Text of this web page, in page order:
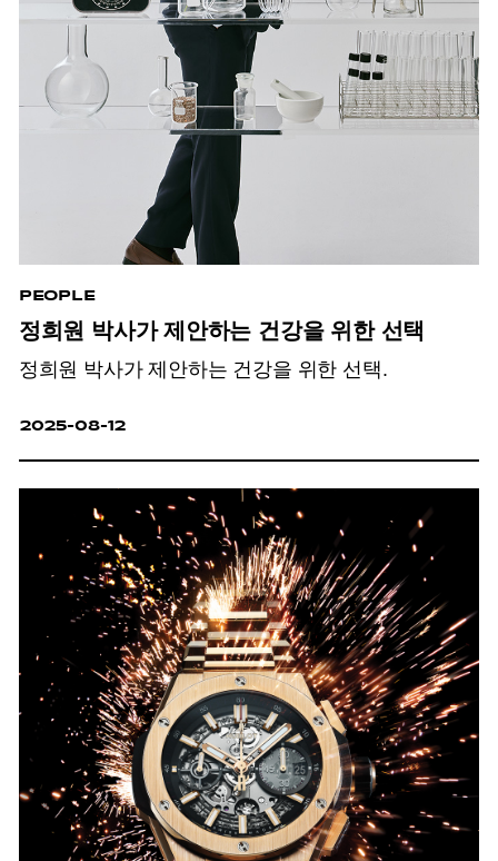
PEOPLE
정희원 박사가 제안하는 건강을 위한 선택
정희원 박사가 제안하는 건강을 위한 선택.
2025-08-12